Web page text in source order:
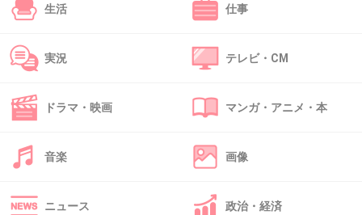
36. 匿名 2018/11/16(金) 12:02:57
野村周平と飯豊まりえW主演のラブストーリー
映画なんかできたら、ガル民ふるぼっこに批判
しそう笑
生活 仕事
実況 テレビ・CM
ドラマ・映画 マンガ・アニメ・本
音楽 画像
ニュース 政治・経済